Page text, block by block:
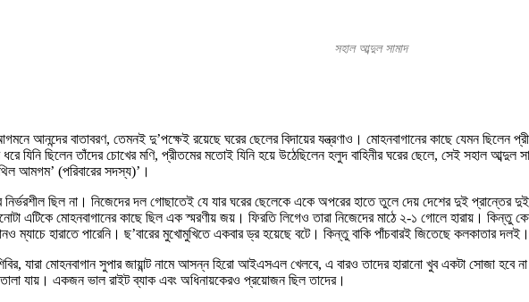
সহাল আব্দুল সামাদ
আনন্দের বাতাবরণ, তেমনই দু’পক্ষেই রয়েছে ঘরের ছেলের বিদায়ের যন্ত্রণাও। মোহনবাগানের কাছে যেমন
ধরে যিনি ছিলেন তাঁদের চোখের মণি, প্রীতমের মতোই যিনি হয়ে উঠেছিলেন হলুদ বাহিনীর ঘরের ছেলে, সেই সহাল
আমগম’ (পরিবারের সদস্য)’।
ছিল না। নিজেদের দল গোছাতেই যে যার ঘরের ছেলেকে একে অপরের হাতে তুলে দেয় দেশের দুই
এটিকে মোহনবাগানের কাছে ছিল এক স্মরণীয় জয়। ফিরতি লিগেও তারা নিজেদের মাঠে ২-১ গোলে হারায়। কিন্তু
হারাতে পারেনি। ছ’বারের মুখোমুখিতে একবার ড্র হয়েছে বটে। কিন্তু বাকি পাঁচবারই জিতেছে কলকাতার দলই।
যারা মোহনবাগান সুপার জায়ান্ট নামে আসন্ন হিরো আইএসএল খেলবে, এ বারও তাদের হারানো খুব একটা সোজা হবে
তোলা যায়। একজন ভাল রাইট ব্যাক এবং অধিনায়কেরও প্রয়োজন ছিল তাদের।